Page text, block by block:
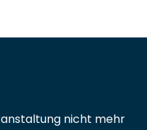
nicht mehr